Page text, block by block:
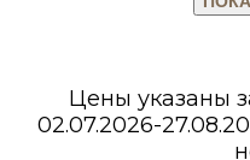
Цены указаны
02.07.2026-